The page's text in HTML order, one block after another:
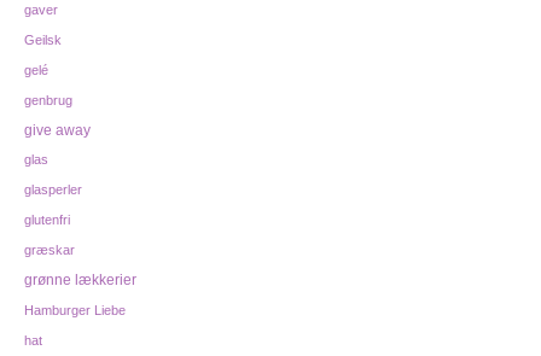
gaver
Geilsk
gelé
genbrug
give away
glas
glasperler
glutenfri
græskar
grønne lækkerier
Hamburger Liebe
hat